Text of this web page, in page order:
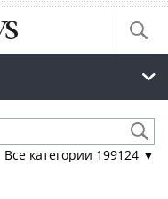
Все категории 199124 ▼